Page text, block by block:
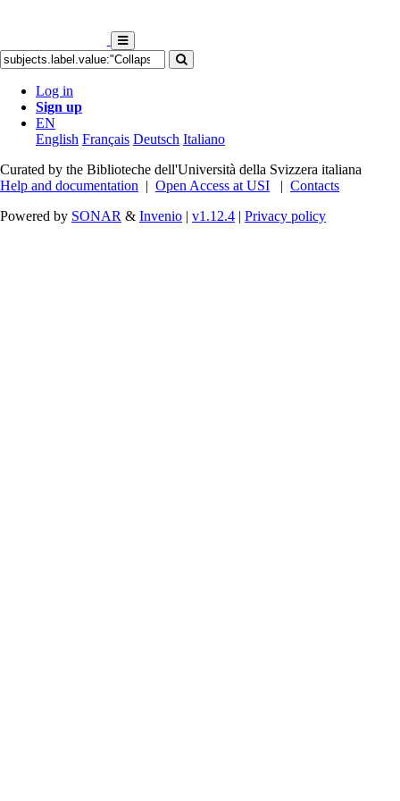
Log in
Sign up
EN
English Français Deutsch Italiano
Curated by the Biblioteche dell'Università della Svizzera italiana
Help and documentation | Open Access at USI | Contacts
Powered by SONAR & Invenio | v1.12.4 | Privacy policy